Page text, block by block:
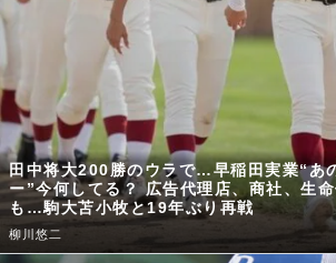
田中将大200勝のウラで…早稲田実業“あ
ー”今何してる？ 広告代理店、商社、生命
も…駒大苫小牧と19年ぶり再戦
柳川悠二